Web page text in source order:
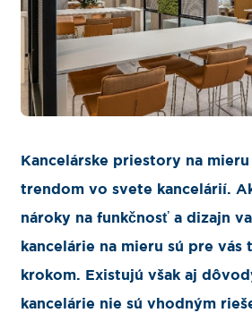
Kancelárske priestory na
trendom vo svete kancelárií.
nároky na funkčnosť a dizajn
kancelárie na mieru sú pre vás
krokom. Existujú však aj
kancelárie nie sú vhodným